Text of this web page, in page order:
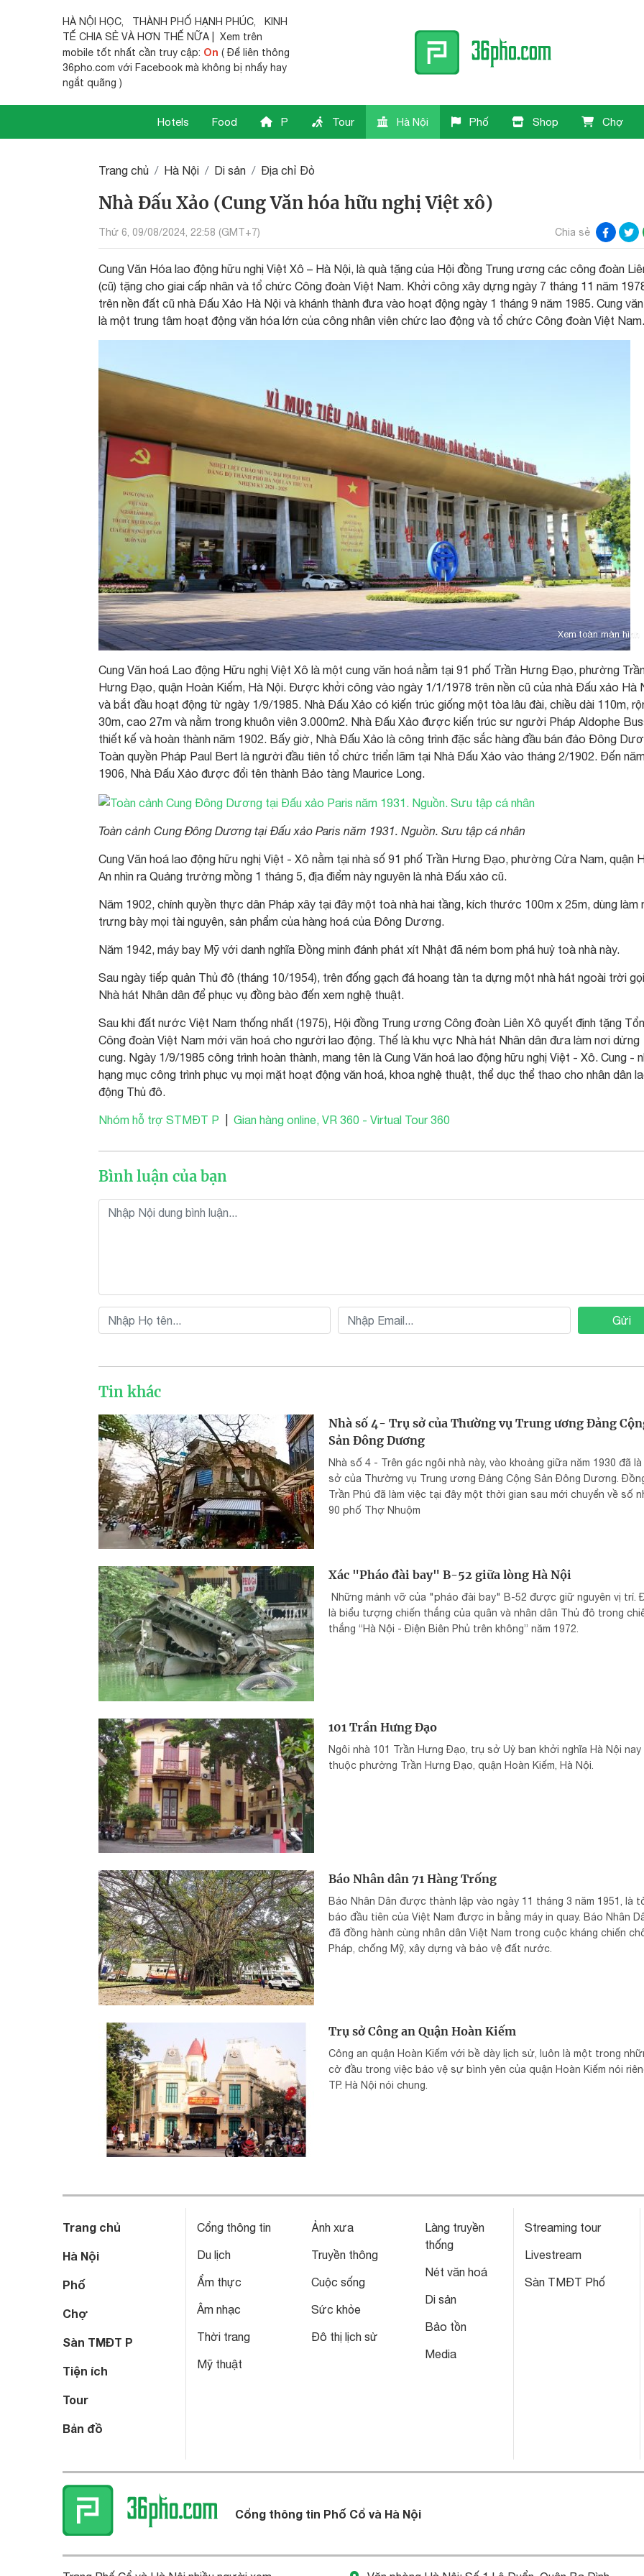
HÀ NỘI HỌC, THÀNH PHỐ HẠNH PHÚC,
KINH
TẾ CHIA SẺ VÀ HƠN THẾ NỮA | Xem trên
mobile tốt nhất cần truy cập: On ( Để liên thông
36pho.com với Facebook mà không bị nhẩy hay
ngắt quãng )
Hotels Food P Tour Hà Nội Phố Shop Chợ
Trang chủ Hà Nội Di sản Địa chỉ Đỏ
Nhà Đấu Xảo (Cung Văn hóa hữu nghị Việt xô)
Thứ 6, 09/08/2024, 22:58 (GMT+7) Chia sẻ
Cung Văn Hóa lao động hữu nghị Việt Xô – Hà Nội, là quà tặng của Hội đồng Trung ương các công đoàn
(cũ) tặng cho giai cấp nhân và tổ chức Công đoàn Việt Nam. Khởi công xây dựng ngày 7 tháng 11 năm
trên nền đất cũ nhà Đấu Xảo Hà Nội và khánh thành đưa vào hoạt động ngày 1 tháng 9 năm 1985. Cung
là một trung tâm hoạt động văn hóa lớn của công nhân viên chức lao động và tổ chức Công đoàn Việt Nam.
Xem toàn màn hình
Cung Văn hoá Lao động Hữu nghị Việt Xô là một cung văn hoá nằm tại 91 phố Trần Hưng Đạo, phường
Hưng Đạo, quận Hoàn Kiếm, Hà Nội. Được khởi công vào ngày 1/1/1978 trên nền cũ của nhà Đấu xảo Hà
và bắt đầu hoạt động từ ngày 1/9/1985. Nhà Đấu Xảo có kiến trúc giống một tòa lâu đài, chiều dài 110m,
30m, cao 27m và nằm trong khuôn viên 3.000m2. Nhà Đấu Xảo được kiến trúc sư người Pháp Aldophe
thiết kế và hoàn thành năm 1902. Bấy giờ, Nhà Đấu Xảo là công trình đặc sắc hàng đầu bán đảo Đông
Toàn quyền Pháp Paul Bert là người đầu tiên tổ chức triển lãm tại Nhà Đấu Xảo vào tháng 2/1902. Đến
1906, Nhà Đấu Xảo được đổi tên thành Bảo tàng Maurice Long.
Toàn cảnh Cung Đông Dương tại Đấu xảo Paris năm 1931. Nguồn. Sưu tập cá nhân
Cung Văn hoá lao động hữu nghị Việt - Xô nằm tại nhà số 91 phố Trần Hưng Đạo, phường Cửa Nam, quận
An nhìn ra Quảng trường mồng 1 tháng 5, địa điểm này nguyên là nhà Đấu xảo cũ.
Năm 1902, chính quyền thực dân Pháp xây tại đây một toà nhà hai tầng, kích thước 100m x 25m, dùng làm
trưng bày mọi tài nguyên, sản phẩm của hàng hoá của Đông Dương.
Năm 1942, máy bay Mỹ với danh nghĩa Đồng minh đánh phát xít Nhật đã ném bom phá huỷ toà nhà này.
Sau ngày tiếp quản Thủ đô (tháng 10/1954), trên đống gạch đá hoang tàn ta dựng một nhà hát ngoài trời
Nhà hát Nhân dân để phục vụ đồng bào đến xem nghệ thuật.
Sau khi đất nước Việt Nam thống nhất (1975), Hội đồng Trung ương Công đoàn Liên Xô quyết định tặng
Công đoàn Việt Nam mới văn hoá cho người lao động. Thế là khu vực Nhà hát Nhân dân đưa làm nơi dừng
cung. Ngày 1/9/1985 công trình hoàn thành, mang tên là Cung Văn hoá lao động hữu nghị Việt - Xô. Cung -
hạng mục công trình phục vụ mọi mặt hoạt động văn hoá, khoa nghệ thuật, thể dục thể thao cho nhân dân
động Thủ đô.
Nhóm hỗ trợ STMĐT P Gian hàng online, VR 360 - Virtual Tour 360
Bình luận của bạn
Gửi
Tin khác
Nhà số 4- Trụ sở của Thường vụ Trung ương Đảng
Sản Đông Dương
Nhà số 4 - Trên gác ngôi nhà này, vào khoảng giữa năm 1930 đã
sở của Thường vụ Trung ương Đảng Cộng Sản Đông Dương.
Trần Phú đã làm việc tại đây một thời gian sau mới chuyển về số
90 phố Thợ Nhuộm
Xác "Pháo đài bay" B-52 giữa lòng Hà Nội
Những mảnh vỡ của "pháo đài bay" B-52 được giữ nguyên vị trí.
là biểu tượng chiến thắng của quân và nhân dân Thủ đô trong
thắng “Hà Nội - Điện Biên Phủ trên không” năm 1972.
101 Trần Hưng Đạo
Ngôi nhà 101 Trần Hưng Đạo, trụ sở Uỷ ban khởi nghĩa Hà Nội nay
thuộc phường Trần Hưng Đạo, quận Hoàn Kiếm, Hà Nội.
Báo Nhân dân 71 Hàng Trống
Báo Nhân Dân được thành lập vào ngày 11 tháng 3 năm 1951, là
báo đầu tiên của Việt Nam được in bằng máy in quay. Báo Nhân
đã đồng hành cùng nhân dân Việt Nam trong cuộc kháng chiến
Pháp, chống Mỹ, xây dựng và bảo vệ đất nước.
Trụ sở Công an Quận Hoàn Kiếm
Công an quận Hoàn Kiếm với bề dày lịch sử, luôn là một trong
cờ đầu trong việc bảo vệ sự bình yên của quận Hoàn Kiếm nói
TP. Hà Nội nói chung.
Trang chủ
Hà Nội
Phố
Chợ
Sàn TMĐT P
Tiện ích
Tour
Bản đồ
Cổng thông tin
Du lịch
Ẩm thực
Âm nhạc
Thời trang
Mỹ thuật
Ảnh xưa
Truyền thông
Cuộc sống
Sức khỏe
Đô thị lịch sử
Làng truyền
thống
Nét văn hoá
Di sản
Bảo tồn
Media
Streaming tour
Livestream
Sàn TMĐT Phố
Cổng thông tin Phố Cổ và Hà Nội